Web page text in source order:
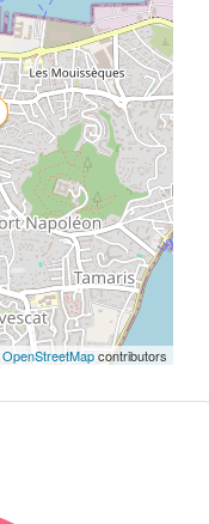
OpenStreetMapcontributors